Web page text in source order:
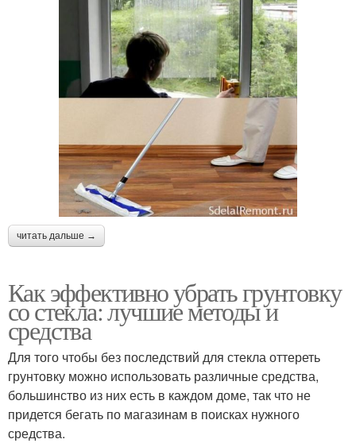
читать дальше →
Как эффективно убрать грунтовку
со стекла: лучшие методы и
средства
Для того чтобы без последствий для стекла оттереть
грунтовку можно использовать различные средства,
большинство из них есть в каждом доме, так что не
придется бегать по магазинам в поисках нужного
средства.